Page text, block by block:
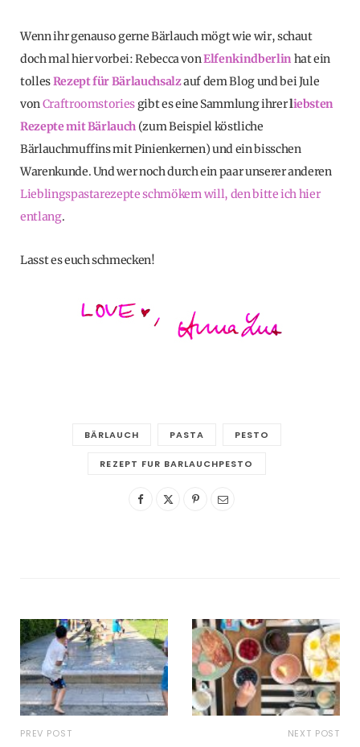
Wenn ihr genauso gerne Bärlauch mögt wie wir, schaut
doch mal hier vorbei: Rebecca vonElfenkindberlinhat ein
tollesRezept für Bärlauchsalzauf dem Blog und bei Jule
vonCraftroomstories gibt es eine Sammlung ihrerliebsten
Rezepte mit Bärlauch (zum Beispiel köstliche
Bärlauchmuffins mit Pinienkernen) und ein bisschen
Warenkunde. Und wer noch durch ein paar unserer anderen
Lieblingspastarezepte schmökern will, den bitte ich hier
entlang.
Lasst es euch schmecken!
BÄRLAUCH PASTA PESTO
REZEPT FUR BARLAUCHPESTO
PREV POST NEXT POST